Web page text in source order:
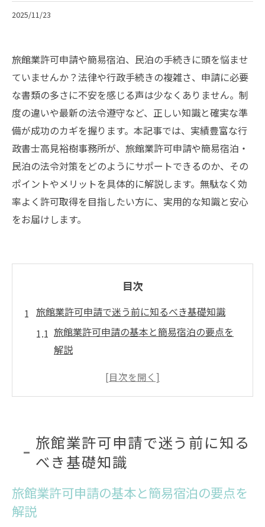
2025/11/23
旅館業許可申請や簡易宿泊、民泊の手続きに頭を悩ませ
ていませんか？法律や行政手続きの複雑さ、申請に必要
な書類の多さに不安を感じる声は少なくありません。制
度の違いや最新の法令遵守など、正しい知識と確実な準
備が成功のカギを握ります。本記事では、実績豊富な行
政書士高見裕樹事務所が、旅館業許可申請や簡易宿泊・
民泊の法令対策をどのようにサポートできるのか、その
ポイントやメリットを具体的に解説します。無駄なく効
率よく許可取得を目指したい方に、実用的な知識と安心
をお届けします。
目次
旅館業許可申請で迷う前に知るべき基礎知識
旅館業許可申請の基本と簡易宿泊の要点を
解説
民泊と旅館業許可申請の関係性を確認しよ
旅館業許可申請に必要な民泊の基礎知識と
は
簡易宿泊や民泊運営を始めたい方への法令対策
旅館業許可申請で迷う前に知る
べき基礎知識
旅館業許可申請の基本と簡易宿泊の要点を
解説